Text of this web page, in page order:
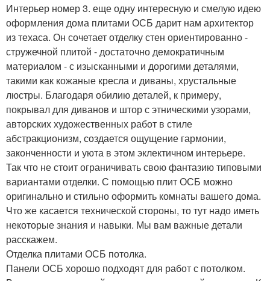
Интерьер номер 3. еще одну интересную и смелую идею
оформления дома плитами ОСБ дарит нам архитектор
из техаса. Он сочетает отделку стен ориентированно -
стружечной плитой - достаточно демократичным
материалом - с изысканными и дорогими деталями,
такими как кожаные кресла и диваны, хрустальные
люстры. Благодаря обилию деталей, к примеру,
покрывал для диванов и штор с этническими узорами,
авторских художественных работ в стиле
абстракционизм, создается ощущение гармонии,
законченности и уюта в этом эклектичном интерьере.
Так что не стоит ограничивать свою фантазию типовыми
вариантами отделки. С помощью плит ОСБ можно
оригинально и стильно оформить комнаты вашего дома.
Что же касается технической стороны, то тут надо иметь
некоторые знания и навыки. Мы вам важные детали
расскажем.
Отделка плитами ОСБ потолка.
Панели ОСБ хорошо подходят для работ с потолком.